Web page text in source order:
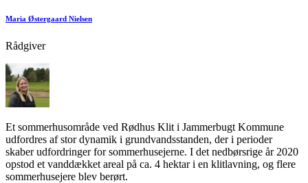
Maria Østergaard Nielsen
Rådgiver
Et sommerhusområde ved Rødhus Klit i Jammerbugt Kommune
udfordres af stor dynamik i grundvandsstanden, der i perioder
skaber udfordringer for sommerhusejerne. I det nedbørsrige år 2020
opstod et vanddækket areal på ca. 4 hektar i en klitlavning, og flere
sommerhusejere blev berørt.